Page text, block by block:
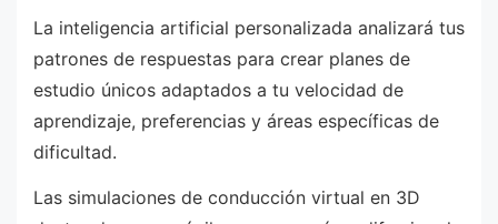
La inteligencia artificial personalizada analizará tus
patrones de respuestas para crear planes de
estudio únicos adaptados a tu velocidad de
aprendizaje, preferencias y áreas específicas de
dificultad.
Las simulaciones de conducción virtual en 3D